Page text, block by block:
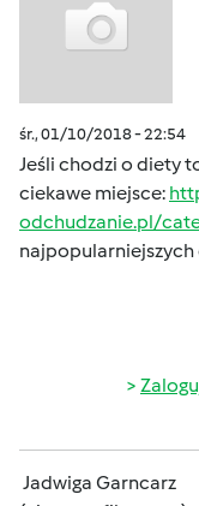
śr., 01/10/2018 - 22:54
Jeśli chodzi o diety
ciekawe miejsce:
odchudzanie.pl/
Jadwiga Garncarz